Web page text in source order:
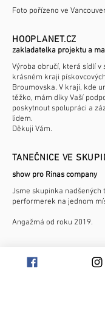
Foto pořízeno ve
HOOPLANET.CZ
zakladatelka projektu a
Výroba obručí, která sídlí v
krásném kraji
Broumovska. V kraji, kde
těžko, mám díky Vaší
poskytnout spolupráci a
lidem.
Děkuji Vám.
TANEČNICE VE
show pro Rinas company
Jsme skupinka nadšených
performerek na jednom
Angažmá od roku 2019.
komponování LED hula